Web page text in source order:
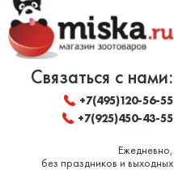
Связаться с нами:
+7(495)120-56-55
+7(925)450-43-55
Ежедневно,
без праздников и выходных